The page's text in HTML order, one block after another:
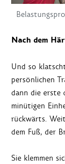
Nach dem
Und so
persönlichen
dann die erste
minütigen
rückwärts.
dem Fuß, der
Sie klemmen